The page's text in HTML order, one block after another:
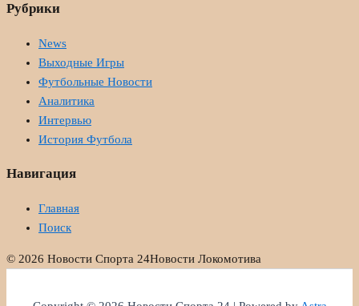
Рубрики
News
Выходные Игры
Футбольные Новости
Аналитика
Интервью
История Футбола
Навигация
Главная
Поиск
© 2026 Новости Спорта 24Новости Локомотива